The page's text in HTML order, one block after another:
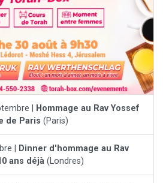
|
Hommage au Rav Yossef
de Paris (Paris)
|
Dinner d'hommage au Rav
ans déjà (Londres)